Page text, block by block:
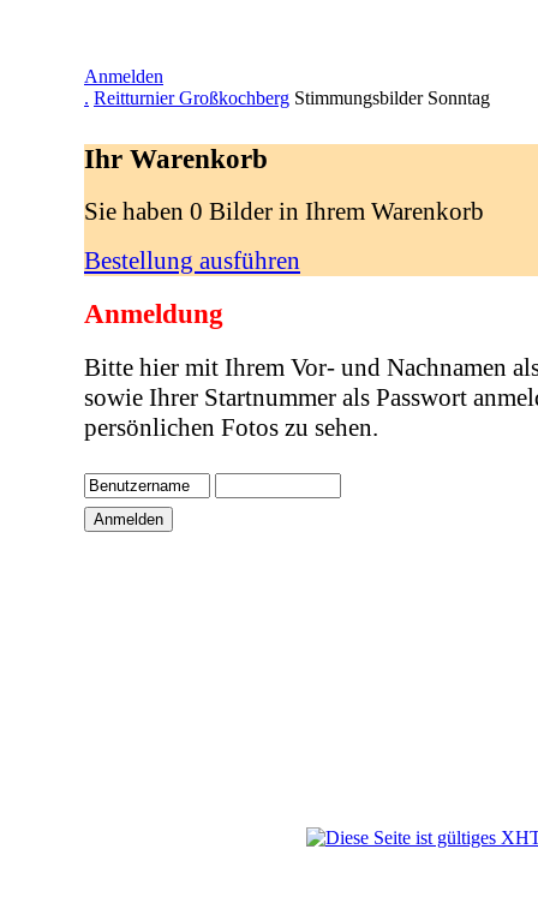
Anmelden
. Reitturnier Großkochberg Stimmungsbilder Sonntag
Ihr Warenkorb
Sie haben 0 Bilder in Ihrem Warenkorb
Bestellung ausführen
Anmeldung
Bitte hier mit Ihrem Vor- und Nachnamen
sowie Ihrer Startnummer als Passwort
persönlichen Fotos zu sehen.